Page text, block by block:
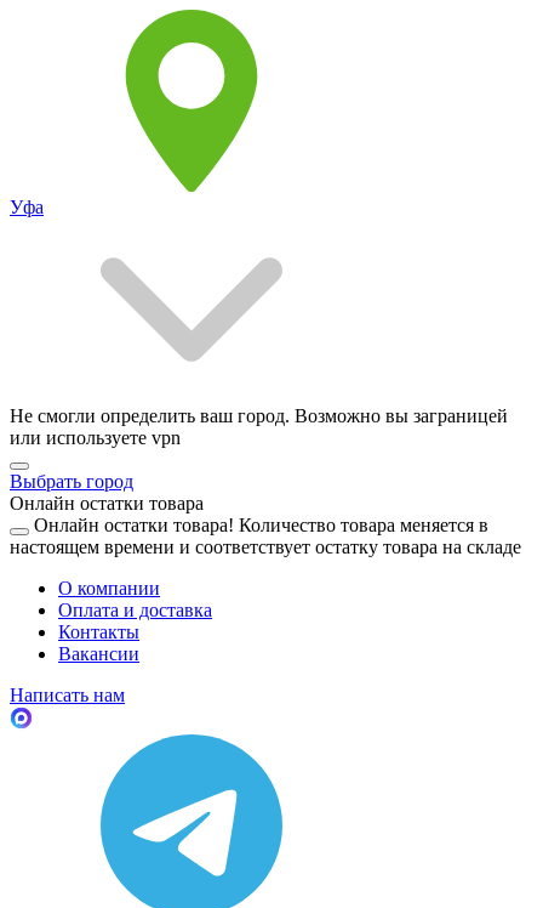
Уфа
Не смогли определить ваш город. Возможно вы заграницей
или используете vpn
Выбрать город
Онлайн остатки товара
Онлайн остатки товара! Количество товара меняется в
настоящем времени и соответствует остатку товара на складе
О компании
Оплата и доставка
Контакты
Вакансии
Написать нам